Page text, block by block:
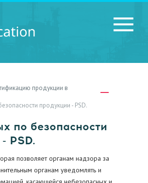
продукции в
продукции - PSD.
по безопасности
PSD.
позволяет органам надзора за
органам уведомлять и